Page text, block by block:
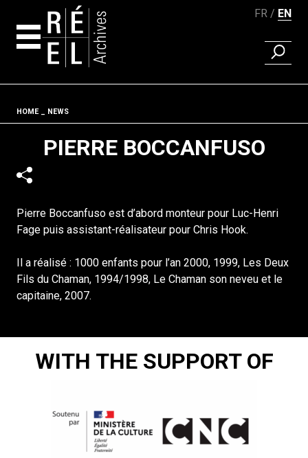
FR EN
FIND A
Fil d'ariane
HOME NEWS
PIERRE BOCCANFUSO
Pierre Boccanfuso est d’abord monteur pour Luc-Henri
Fage puis assistant-réalisateur pour Chris Hook.
Il a réalisé : 1000 enfants pour l’an 2000, 1999, Les Deux
Fils du Chaman, 1994/1998, Le Chaman son neveu et le
capitaine, 2007.
WITH THE SUPPORT OF